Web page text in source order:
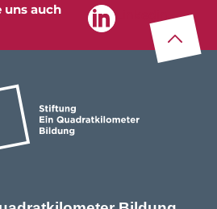
uns auch
Linkedin
Z
u
m
Seite
na
nfa
n